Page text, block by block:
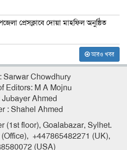
প্রেসক্লাবে দোয়া মাহফিল অনুষ্ঠিত
আরও খবর
Sarwar Chowdhury
Editors: M A Mojnu
Jubayer Ahmed
: Shahel Ahmed
(1st floor), Goalabazar, Sylhet.
+447865482271 (UK),
(USA)